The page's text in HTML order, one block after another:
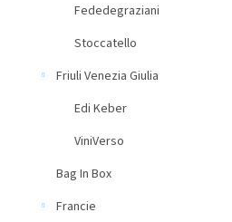
Fededegraziani
Stoccatello
Friuli Venezia Giulia
Edi Keber
ViniVerso
Bag In Box
Francie